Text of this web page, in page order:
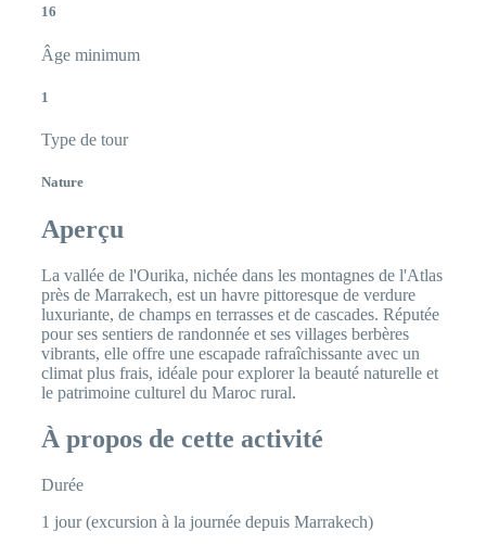
16
Âge minimum
1
Type de tour
Nature
Aperçu
La vallée de l'Ourika, nichée dans les montagnes de l'Atlas
près de Marrakech, est un havre pittoresque de verdure
luxuriante, de champs en terrasses et de cascades. Réputée
pour ses sentiers de randonnée et ses villages berbères
vibrants, elle offre une escapade rafraîchissante avec un
climat plus frais, idéale pour explorer la beauté naturelle et
le patrimoine culturel du Maroc rural.
À propos de cette activité
Durée
1 jour (excursion à la journée depuis Marrakech)